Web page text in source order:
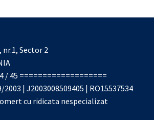
nr.1, Sector 2
/ 45 ===================
2003 | J2003008509405 | RO15537534
cu ridicata nespecializat